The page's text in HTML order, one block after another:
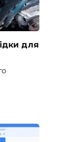
для